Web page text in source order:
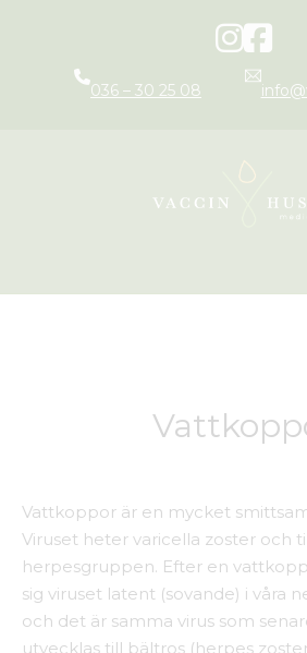
036 – 30 25 08
Vattkoppor är en mycket
Viruset heter varicella zoster och
herpesgruppen. Efter en
sig viruset latent (sovande) i våra
och det är samma virus som
utvecklas till bältros (herpes